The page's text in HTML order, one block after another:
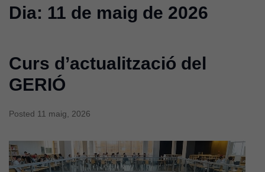
Dia: 11 de maig de 2026
Curs d’actualització del
GERIÓ
Posted 11 maig, 2026